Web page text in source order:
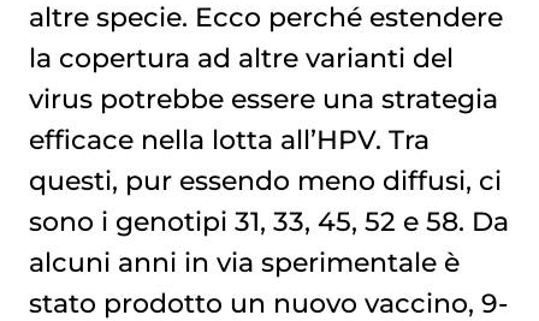
altre specie. Ecco perché estendere
la copertura ad altre varianti del
virus potrebbe essere una strategia
efficace nella lotta all’HPV. Tra
questi, pur essendo meno diffusi, ci
sono i genotipi 31, 33, 45, 52 e 58. Da
alcuni anni in via sperimentale è
stato prodotto un nuovo vaccino, 9-